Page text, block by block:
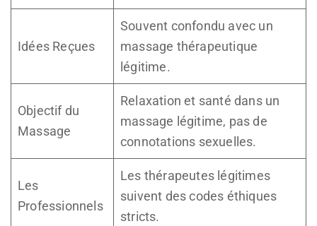
Idées Reçues
Souvent confondu avec un
massage thérapeutique
légitime.
Objectif du
Massage
Relaxation et santé dans un
massage légitime, pas de
connotations sexuelles.
Les
Professionnels
Les thérapeutes légitimes
suivent des codes éthiques
stricts.